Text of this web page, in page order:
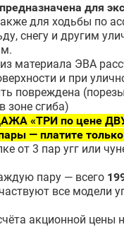
для
для ходьбы по
снегу и другим
материала ЭВА
и при
повреждена
зоне сгиба)
«ТРИ по цене
— платите
от 3 пар угг или
пару — всего
все модели
акционной цены